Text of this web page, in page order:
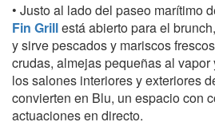
• Justo al lado del paseo marítimo
Fin Grillestá abierto para el
y sirve pescados y mariscos
crudas, almejas pequeñas al
los salones interiores y exteriores
convierten en Blu, un espacio con
actuaciones en directo.